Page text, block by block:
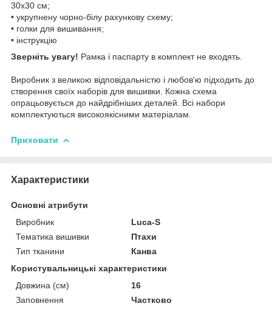
30х30 см;
• укрупнену чорно-білу рахункову схему;
• голки для вишивання;
• інструкцію
Зверніть увагу! Рамка і паспарту в комплект не входять.
Виробник з великою відповідальністю і любов'ю підходить до
створення своїх наборів для вишивки. Кожна схема
опрацьовується до найдрібніших деталей. Всі набори
комплектуються високоякісними матеріалам.
Приховати
Характеристики
Основні атрибути
Виробник
Luca-S
Тематика вишивки
Птахи
Тип тканини
Канва
Користувальницькі характеристики
Довжина (см)
16
Заповнення
Частково